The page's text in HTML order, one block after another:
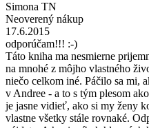
Simona TN
Neoverený nákup
17.6.2015
odporúčam!!! :-)
Táto kniha ma nesmierne
na mnohé z môjho vlastného
niečo celkom iné. Páčilo sa mi,
v Andree - a to s tým plesom
je jasne vidieť, ako si my ženy
vlastne všetky stále rovnaké.